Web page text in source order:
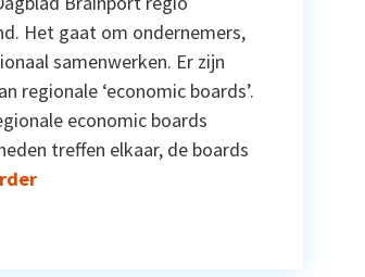
Het gaat om ondernemers,
samenwerken. Er zijn
regionale ‘economic boards’.
economic boards
treffen elkaar, de boards